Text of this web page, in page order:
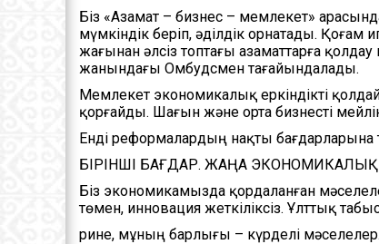
Біз «Азамат – бизнес – мемлекет»
мүмкіндік беріп, әділдік орнатады. Қоғам
жағынан әлсіз топтағы азаматтарға
жанындағы Омбудсмен тағайындалады.
Мемлекет экономикалық еркіндікті
қорғайды. Шағын және орта бизнесті
Енді реформалардың нақты бағдарларына
БІРІНШІ БАҒДАР. ЖАҢА ЭКОНОМИКАЛЫҚ
Біз экономикамызда қордаланған
төмен, инновация жеткіліксіз. Ұлттық
Әрине, мұның барлығы – күрделі